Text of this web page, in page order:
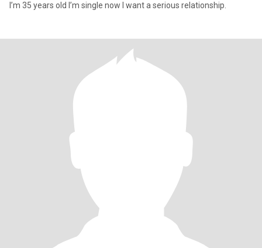
I’m 35 years old l’m single now I want a serious relationship.